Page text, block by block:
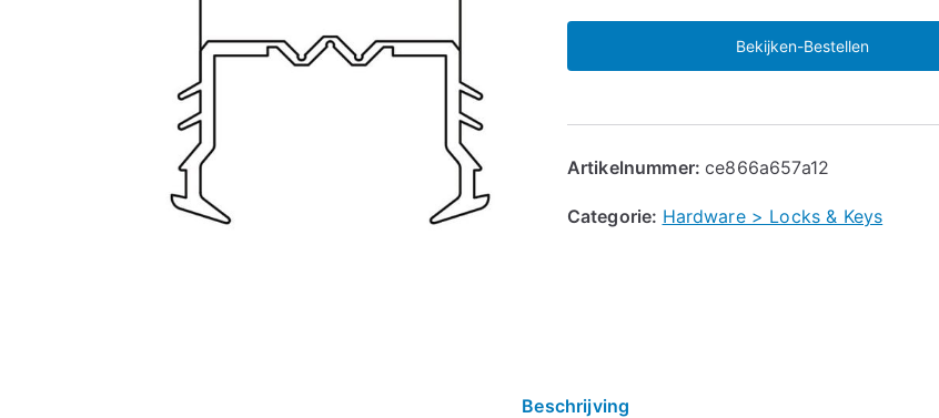
Bekijken-Bestellen
Artikelnummer:ce866a657a12
Categorie: Hardware > Locks & Keys
Beschrijving